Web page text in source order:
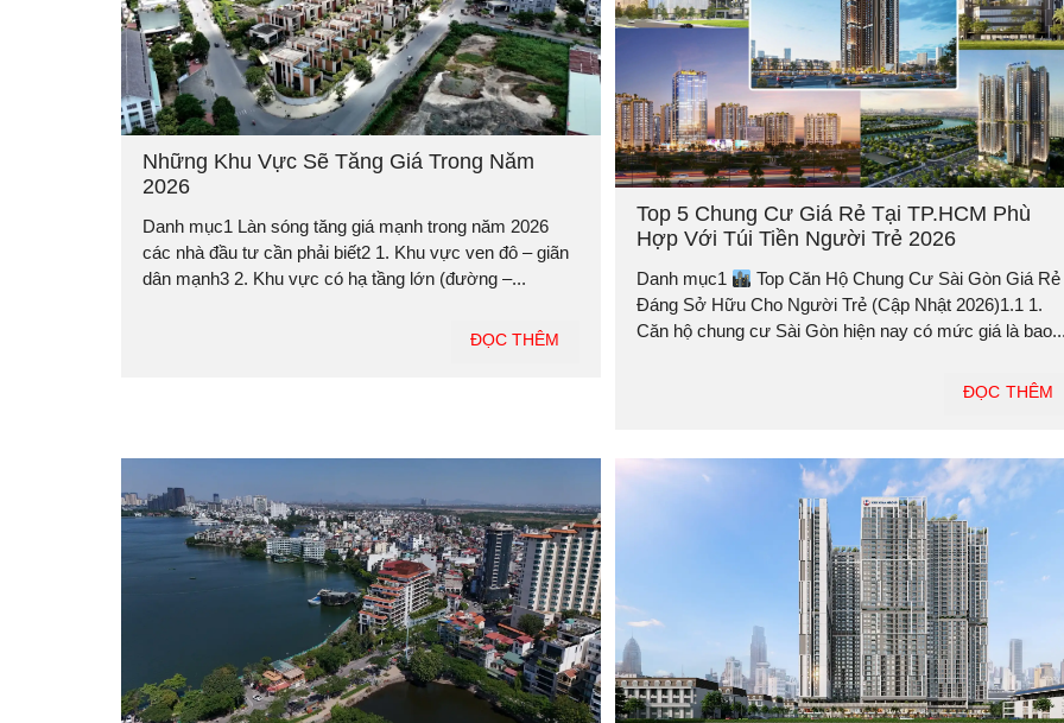
Những Khu Vực Sẽ Tăng Giá Trong Năm
2026
Danh mục1 Làn sóng tăng giá mạnh trong năm 2026
các nhà đầu tư cần phải biết2 1. Khu vực ven đô – giãn
dân mạnh3 2. Khu vực có hạ tầng lớn (đường –...
ĐỌC THÊM
Top 5 Chung Cư Giá Rẻ Tại TP.HCM Phù
Hợp Với Túi Tiền Người Trẻ 2026
Danh mục1
Top Căn Hộ Chung Cư Sài Gòn Giá Rẻ
Đáng Sở Hữu Cho Người Trẻ (Cập Nhật 2026)1.1 1.
Căn hộ chung cư Sài Gòn hiện nay có mức giá là
ĐỌC THÊM